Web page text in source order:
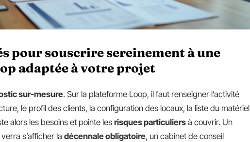
pour souscrire sereinement à une
adaptée à votre projet
sur-mesure. Sur la plateforme Loop, il faut renseigner l’activité
le profil des clients, la configuration des locaux, la liste du matériel
alors les besoins et pointe lesrisques particuliers à couvrir. Un
s’afficher la décennale obligatoire, un cabinet de conseil